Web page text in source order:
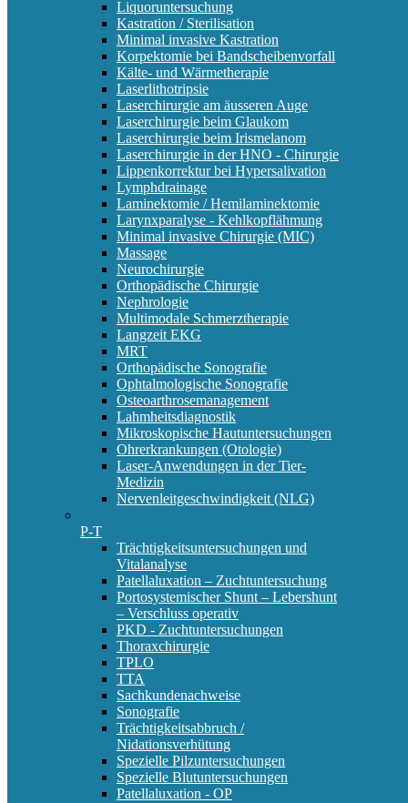
Liquoruntersuchung
Kastration / Sterilisation
Minimal invasive Kastration
Korpektomie bei Bandscheibenvorfall
Kälte- und Wärmetherapie
Laserlithotripsie
Laserchirurgie am äusseren Auge
Laserchirurgie beim Glaukom
Laserchirurgie beim Irismelanom
Laserchirurgie in der HNO - Chirurgie
Lippenkorrektur bei Hypersalivation
Lymphdrainage
Laminektomie / Hemilaminektomie
Larynxparalyse - Kehlkopflähmung
Minimal invasive Chirurgie (MIC)
Massage
Neurochirurgie
Orthopädische Chirurgie
Nephrologie
Multimodale Schmerztherapie
Langzeit EKG
MRT
Orthopädische Sonografie
Ophtalmologische Sonografie
Osteoarthrosemanagement
Lahmheitsdiagnostik
Mikroskopische Hautuntersuchungen
Ohrerkrankungen (Otologie)
Laser-Anwendungen in der Tier-
Medizin
Nervenleitgeschwindigkeit (NLG)
P-T
Trächtigkeitsuntersuchungen und
Vitalanalyse
Patellaluxation – Zuchtuntersuchung
Portosystemischer Shunt – Lebershunt
– Verschluss operativ
PKD - Zuchtuntersuchungen
Thoraxchirurgie
TPLO
TTA
Sachkundenachweise
Sonografie
Trächtigkeitsabbruch /
Nidationsverhütung
Spezielle Pilzuntersuchungen
Spezielle Blutuntersuchungen
Patellaluxation - OP